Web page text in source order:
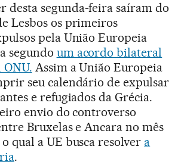
desta segunda-feira saíram do
Lesbos os primeiros
pela União Europeia
segundo um acordo bilateral
Assim a União Europeia
seu calendário de expulsar
e refugiados da Grécia.
envio do controverso
Bruxelas e Ancara no mês
qual a UE busca resolver a
.